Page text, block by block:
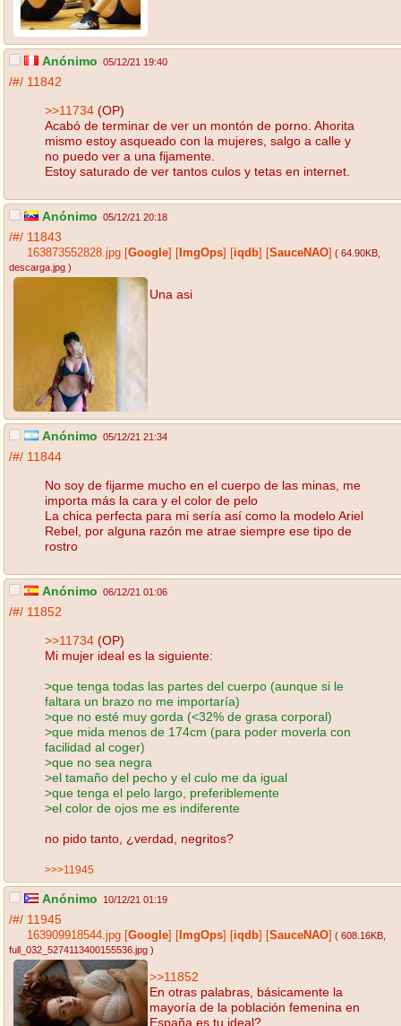
Anónimo 05/12/21 19:40
/#/ 11842
>>11734 (OP)
Acabó de terminar de ver un montón de porno. Ahorita
mismo estoy asqueado con la mujeres, salgo a calle y
no puedo ver a una fijamente.
Estoy saturado de ver tantos culos y tetas en internet.
Anónimo 05/12/21 20:18
/#/ 11843
163873552828.jpg Google ImgOps iqdb SauceNAO ( 64.90KB
descarga.jpg )
Una asi
Anónimo 05/12/21 21:34
/#/ 11844
No soy de fijarme mucho en el cuerpo de las minas, me
importa más la cara y el color de pelo
La chica perfecta para mi sería así como la modelo Ariel
Rebel, por alguna razón me atrae siempre ese tipo de
rostro
Anónimo 06/12/21 01:06
/#/ 11852
>>11734 (OP)
Mi mujer ideal es la siguiente:
>que tenga todas las partes del cuerpo (aunque si le
faltara un brazo no me importaría)
>que no esté muy gorda (<32% de grasa corporal)
>que mida menos de 174cm (para poder moverla con
facilidad al coger)
>que no sea negra
>el tamaño del pecho y el culo me da igual
>que tenga el pelo largo, preferiblemente
>el color de ojos me es indiferente
no pido tanto, ¿verdad, negritos?
>>>11945
Anónimo 10/12/21 01:19
/#/ 11945
163909918544.jpg Google ImgOps iqdb SauceNAO ( 608.16KB
full_032_5274113400155536.jpg )
>>11852
En otras palabras, básicamente la
mayoría de la población femenina en
España es tu ideal?